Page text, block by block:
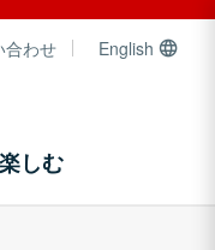
合わせ English
楽しむ